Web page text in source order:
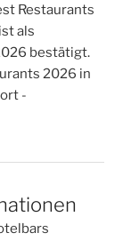
Restaurants
als
bestätigt.
2026 in
-